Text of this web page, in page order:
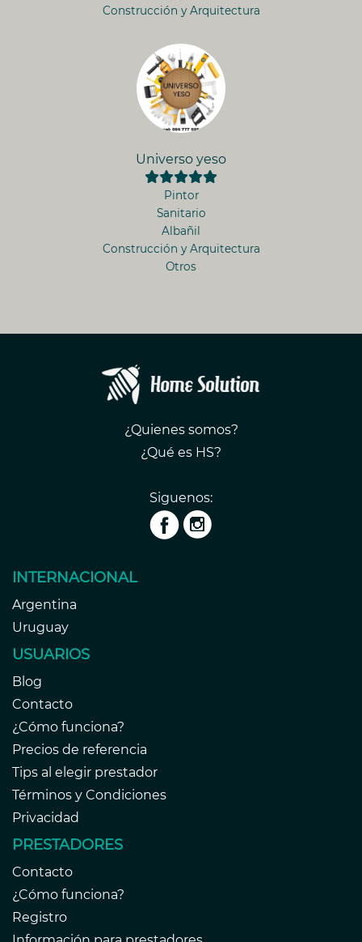
Construcción y Arquitectura
Universo yeso
Pintor
Sanitario
Albañil
Construcción y Arquitectura
Otros
¿Quienes somos?
¿Qué es HS?
Siguenos:
INTERNACIONAL
Argentina
Uruguay
USUARIOS
Blog
Contacto
¿Cómo funciona?
Precios de referencia
Tips al elegir prestador
Términos y Condiciones
Privacidad
PRESTADORES
Contacto
¿Cómo funciona?
Registro